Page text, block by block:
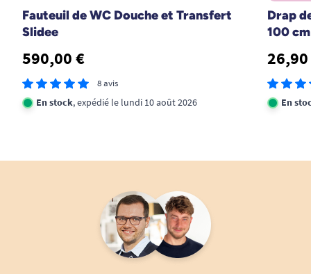
Fauteuil de WC Douche et Transfert
Slidee
590,00 €
8 avis
En stock, expédié le lundi 10 août 2026
Drap
100 cm
En